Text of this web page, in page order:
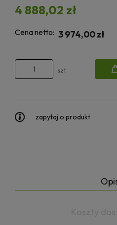
4 888,02 zł
Cena netto: 3 974,00 zł
szt.
zapytaj o produkt